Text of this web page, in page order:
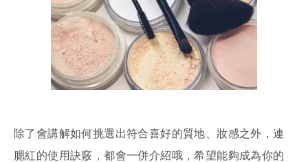
除了會講解如何挑選出符合喜好的質地、妝感之外，連
腮紅的使用訣竅，都會一併介紹哦，希望能夠成為你的